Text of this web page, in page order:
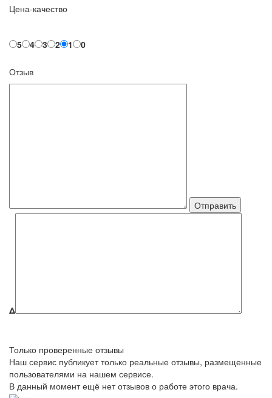
Цена-качество
5 4 3 2 1 0
Отзыв
Δ
Только проверенные отзывы
Наш сервис публикует только реальные отзывы, размещенные
пользователями на нашем сервисе.
В данный момент ещё нет отзывов о работе этого врача.